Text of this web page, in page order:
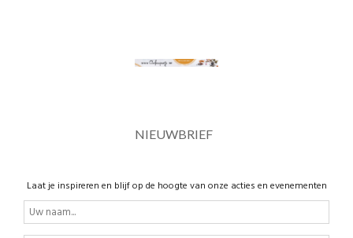
NIEUWBRIEF
Laat je inspireren en blijf op de hoogte van onze acties en evenementen